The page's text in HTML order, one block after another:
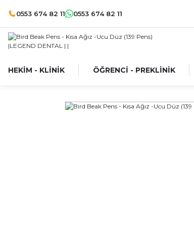
0553 674 82 11 0553 674 82 11
HEKİM - KLİNİK ÖĞRENCİ - PREKLİNİK